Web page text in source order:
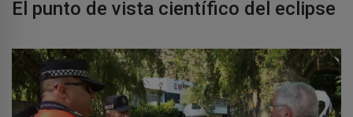
El punto de vista científico del eclipse